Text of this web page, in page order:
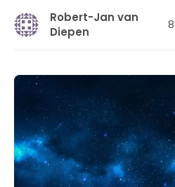
Robert-Jan van
Diepen